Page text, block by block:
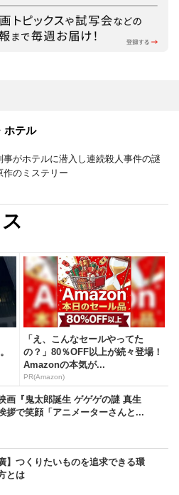
ホテル
事がホテルに潜入し連続殺人事件の謎
作のミステリー
「え、こんなセールやってた
の？」80％OFF以上が続々登場！
Amazonの本気が...
PR(Amazon)
画『鬼太郎誕生 ゲゲゲの謎 真生
拶で笑顔「アニメーターさんと...
】つくりたいものを追求できる環
とは